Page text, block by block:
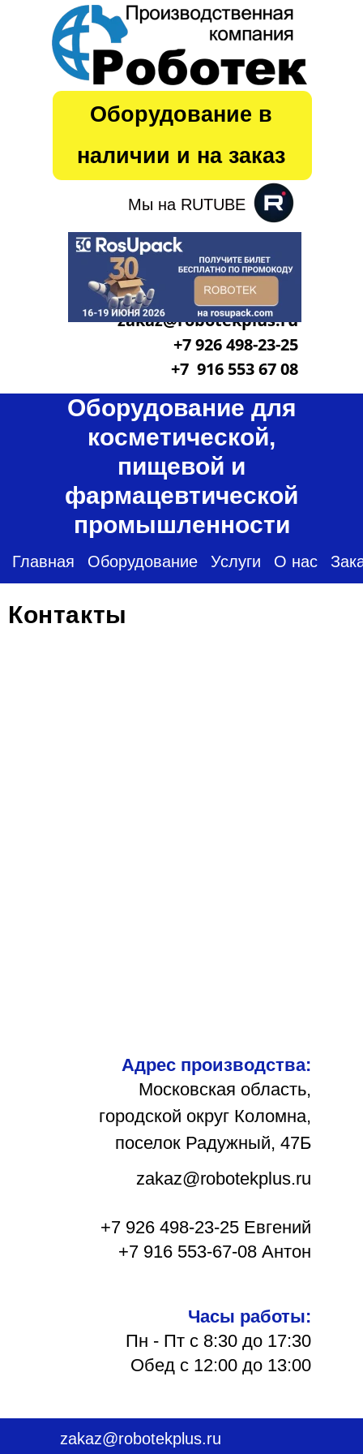
zakaz@robotekplus.ru
+7 926 498-23-25
+7 916 553 67 08
Оборудование в
наличии и на заказ
Мы на RUTUBE
Оборудование для
косметической,
пищевой и
фармацевтической
промышленности
Главная Оборудование Услуги О нас
Контакты
Адрес производства:
Московская область,
городской округ Коломна,
поселок Радужный, 47Б
zakaz@robotekplus.ru
+7 926 498-23-25 Евгений
Часы работы:
Пн - Пт с 8:30 до 17:30
Обед с 12:00 до 13:00
+7 916 553-67-08 Антон
zakaz@robotekplus.ru